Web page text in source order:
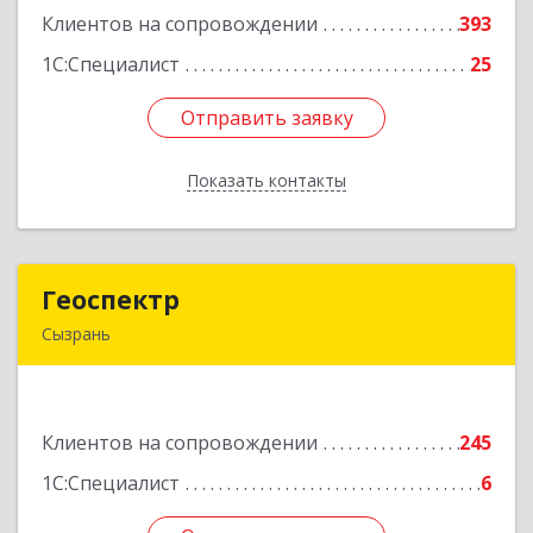
Клиентов на сопровождении
393
1С:Специалист
25
Отправить заявку
Показать контакты
Подробнее
Отправить заявку
Назад
Геоспектр
Сызрань
Клиентов на сопровождении
245
1С:Специалист
6
Подробнее